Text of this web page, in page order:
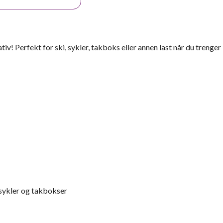
Perfekt for ski, sykler, takboks eller annen last når du trenger
og takbokser